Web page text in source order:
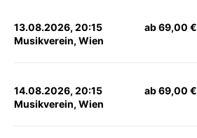
13.08.2026, 20:15
Musikverein, Wien
ab 69,00 €
14.08.2026, 20:15
Musikverein, Wien
ab 69,00 €